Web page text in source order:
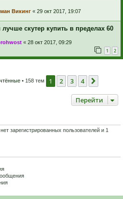
Викинг « 29 окт 2017, 19:07
лучше скутер купить в пределах 60
« 28 окт 2017, 09:29
1 2
• 158 тем 1 2 3 4
Перейти
зарегистрированных пользователей и 1